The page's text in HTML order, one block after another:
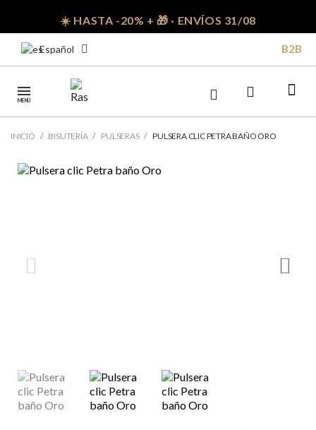
☀️ HASTA -20% + 🎁 · ENVÍOS 31/08
Español B2B
MENÚ
INICIO BISUTERÍA PULSERAS PULSERA CLIC PETRA BAÑO ORO